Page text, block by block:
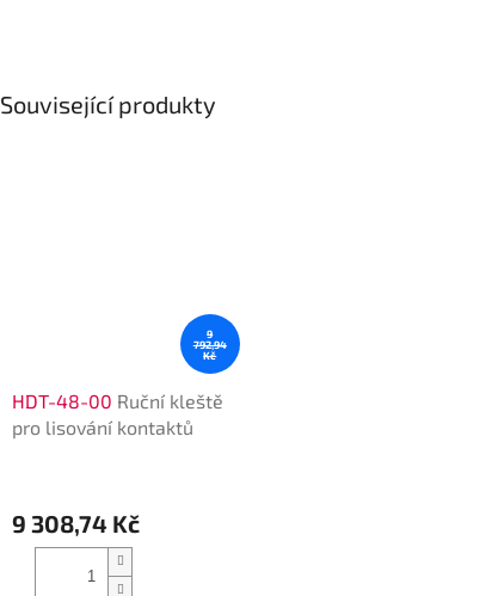
Související produkty
9
792,94
Kč
HDT-48-00 Ruční kleště
pro lisování kontaktů
9 308,74 Kč